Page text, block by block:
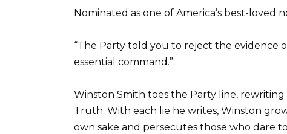
Nominated as one of America’s best-loved
“The Party told you to reject the evidence
essential command.”
Winston Smith toes the Party line,
Truth. With each lie he writes, Winston
own sake and persecutes those who dare